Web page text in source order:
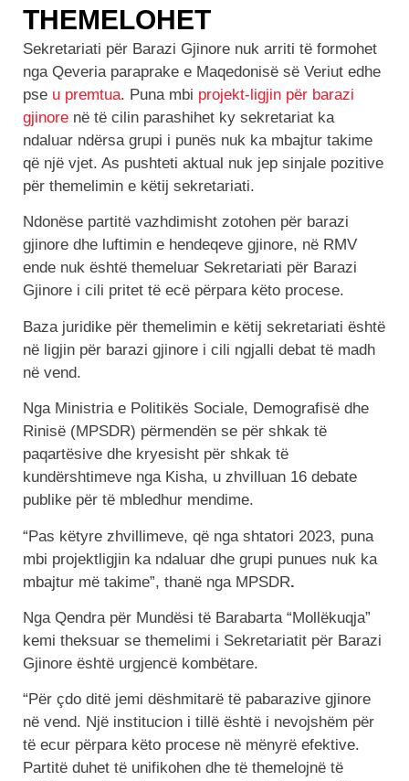
THEMELOHET
Sekretariati për Barazi Gjinore nuk arriti të formohet
nga Qeveria paraprake e Maqedonisë së Veriut edhe
pse u premtua. Puna mbi projekt-ligjin për barazi
gjinore në të cilin parashihet ky sekretariat ka
ndaluar ndërsa grupi i punës nuk ka mbajtur takime
që një vjet. As pushteti aktual nuk jep sinjale pozitive
për themelimin e këtij sekretariati.
Ndonëse partitë vazhdimisht zotohen për barazi
gjinore dhe luftimin e hendeqeve gjinore, në RMV
ende nuk është themeluar Sekretariati për Barazi
Gjinore i cili pritet të ecë përpara këto procese.
Baza juridike për themelimin e këtij sekretariati është
në ligjin për barazi gjinore i cili ngjalli debat të madh
në vend.
Nga Ministria e Politikës Sociale, Demografisë dhe
Rinisë (MPSDR) përmendën se për shkak të
paqartësive dhe kryesisht për shkak të
kundërshtimeve nga Kisha, u zhvilluan 16 debate
publike për të mbledhur mendime.
“Pas këtyre zhvillimeve, që nga shtatori 2023, puna
mbi projektligjin ka ndaluar dhe grupi punues nuk ka
mbajtur më takime”, thanë nga MPSDR.
Nga Qendra për Mundësi të Barabarta “Mollëkuqja”
kemi theksuar se themelimi i Sekretariatit për Barazi
Gjinore është urgjencë kombëtare.
“Për çdo ditë jemi dëshmitarë të pabarazive gjinore
në vend. Një institucion i tillë është i nevojshëm për
të ecur përpara këto procese në mënyrë efektive.
Partitë duhet të unifikohen dhe të themelojnë të